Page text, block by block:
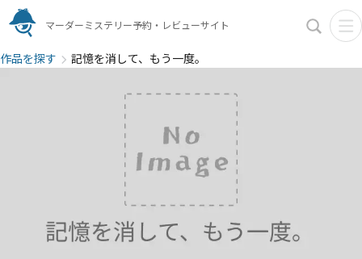
マーダーミステリー予約・レビューサイト
作品を探す 記憶を消して、もう一度。